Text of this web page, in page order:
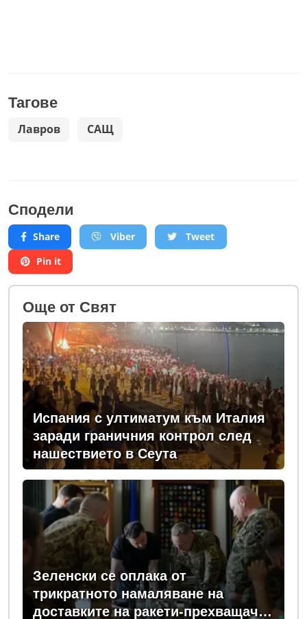
Тагове
Лавров САЩ
Сподели
Share Viber
Tweet
Pin it
Oще от Свят
Испания с ултиматум към Италия
заради граничния контрол след
нашествието в Сеута
Зеленски се оплака от
трикратното намаляване на
доставките на ракети-прехващачи